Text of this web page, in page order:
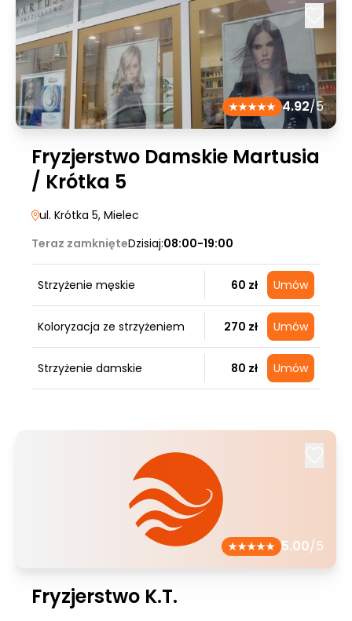
4.92/5
Fryzjerstwo Damskie Martusia
/ Krótka 5
ul. Krótka 5, Mielec
Teraz zamknięteDzisiaj:08:00-19:00
Strzyżenie męskie 60 zł Umów
Koloryzacja ze strzyżeniem 270 zł Umów
Strzyżenie damskie 80 zł Umów
5.00/5
Fryzjerstwo K.T.